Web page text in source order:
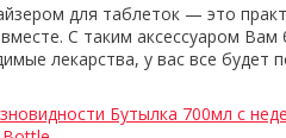
для таблеток — это
С таким аксессуаром
лекарства, у вас все будет
Бутылка 700мл с